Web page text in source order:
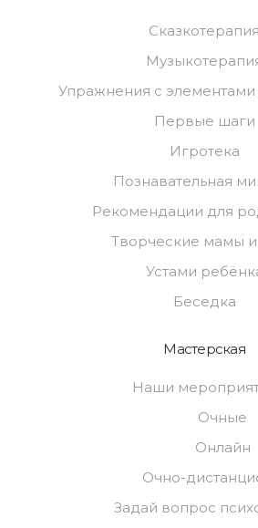
Сказкотерапия
Упражнения с элементами
Первые шаги
Игротека
Познавательная
Рекомендации для
Творческие мамы
Устами
Беседка
Мастерская
Наши
Очные
Онлайн
Очно-
Задай вопрос